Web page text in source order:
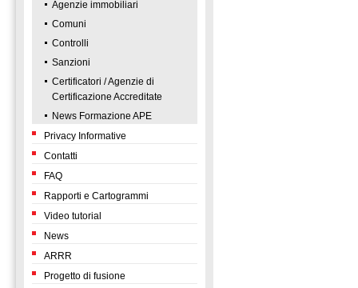
Agenzie immobiliari
Comuni
Controlli
Sanzioni
Certificatori / Agenzie di
Certificazione Accreditate
News Formazione APE
Privacy Informative
Contatti
FAQ
Rapporti e Cartogrammi
Video tutorial
News
ARRR
Progetto di fusione